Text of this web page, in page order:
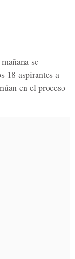
se
18 aspirantes a
en el proceso